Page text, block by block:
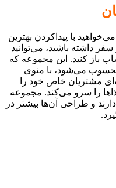
با پیداکردن بهترین
داشته باشید، می‌توانید
باز کنید. این مجموعه که
می‌شود، با منوی
مشتریان خاص خود را
غذاها را سرو می‌کند. مجموعه
و طراحی آن‌ها بیشتر در